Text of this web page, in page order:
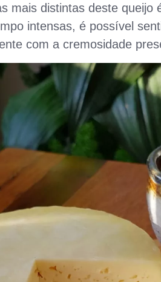
mais distintas deste queijo
intensas, é possível
com a cremosidade